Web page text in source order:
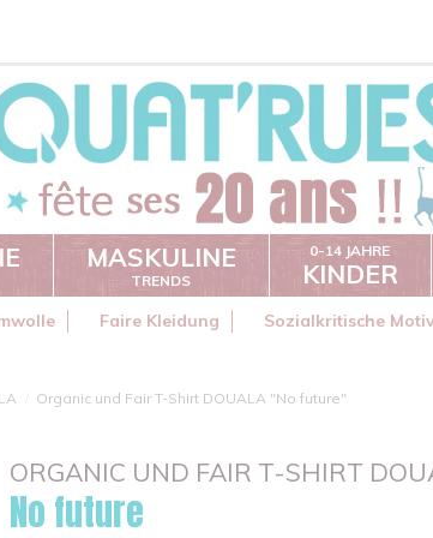
MASKULINE
TRENDS
0-14 JAHRE
KINDER
Faire Kleidung Sozialkritische
Organic und Fair T-Shirt DOUALA "No future"
ORGANIC UND FAIR T-SHIRT
No future